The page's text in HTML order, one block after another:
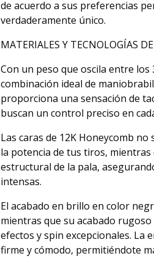
de acuerdo a sus preferencias
verdaderamente único.
MATERIALES Y TECNOLOGÍAS
Con un peso que oscila entre
combinación ideal de
proporciona una sensación de
buscan un control preciso en
Las caras de 12K Honeycomb
la potencia de tus tiros,
estructural de la pala,
intensas.
El acabado en brillo en color
mientras que su acabado
efectos y spin excepcionales.
firme y cómodo, permitiéndote